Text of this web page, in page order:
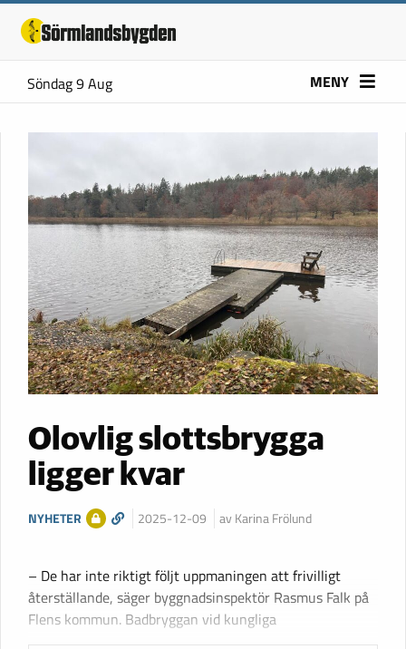
Söndag 9 Aug MENY
Olovlig slottsbrygga
ligger kvar
NYHETER 2025-12-09 av Karina Frölund
– De har inte riktigt följt uppmaningen att frivilligt
återställande, säger byggnadsinspektör Rasmus Falk på
Flens kommun. Badbryggan vid kungliga